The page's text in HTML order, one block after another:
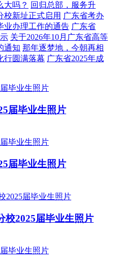
大吗？ 回归总部，服务升
校新址正式启用 广东省考办
业办理工作的通告 广东省
关于2026年10月广东省高等
通知 那年逐梦地，今朝再相
圆满落幕 广东省2025年成
届毕业生照片
届毕业生照片
校2025届毕业生照片